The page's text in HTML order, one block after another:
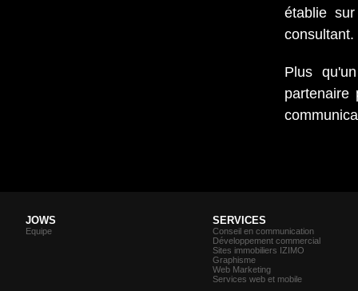
établie
consultant.
Plus
partenaire
JOWS
Equipe
SERVICES
Conseil en communication
Développement commercial
Sites immobiliers IZIMO
Graphisme
Web Marketing
Services web et mobile